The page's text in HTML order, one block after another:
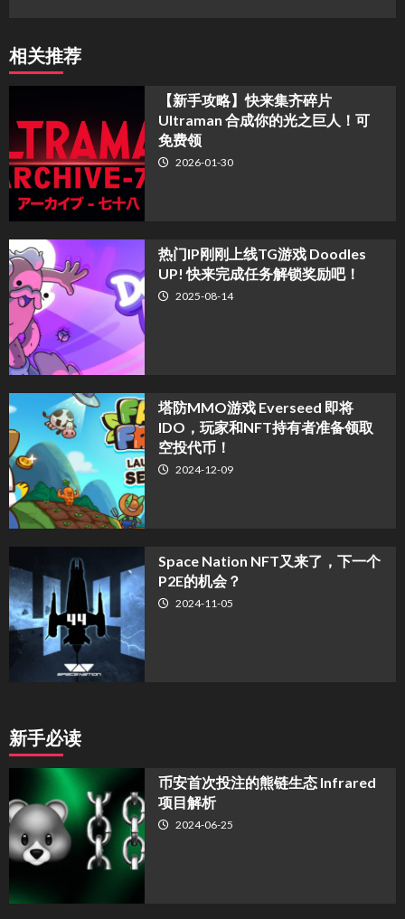
相关推荐
【新手攻略】快来集齐碎片
Ultraman 合成你的光之巨人！可
免费领
2026-01-30
热门IP刚刚上线TG游戏 Doodles
UP! 快来完成任务解锁奖励吧！
2025-08-14
塔防MMO游戏 Everseed 即将
IDO，玩家和NFT持有者准备领取
空投代币！
2024-12-09
Space Nation NFT又来了，下一个
P2E的机会？
2024-11-05
新手必读
币安首次投注的熊链生态 Infrared
项目解析
2024-06-25